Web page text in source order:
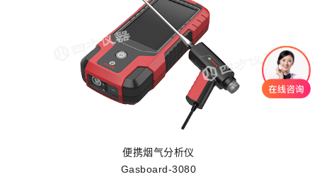
便携烟气分析仪
Gasboard-3080